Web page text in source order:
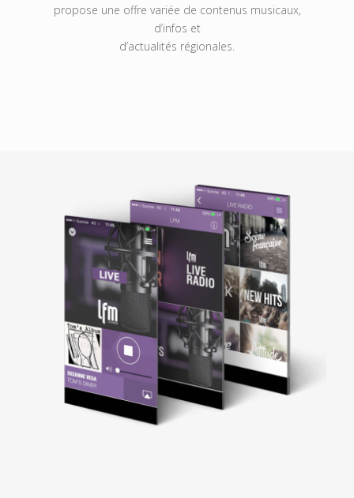
propose une offre variée de contenus musicaux,
d’infos et
d’actualités régionales.